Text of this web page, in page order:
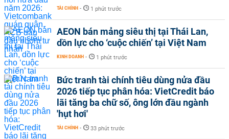
TÀI CHÍNH - 1 phút trước
AEON bán mảng siêu thị tại Thái Lan,
dồn lực cho ‘cuộc chiến’ tại Việt Nam
KINH DOANH - 1 phút trước
Bức tranh tài chính tiêu dùng nửa đầu
2026 tiếp tục phân hóa: VietCredit báo
lãi tăng ba chữ số, ông lớn đầu ngành
'hụt hơi'
TÀI CHÍNH - 33 phút trước